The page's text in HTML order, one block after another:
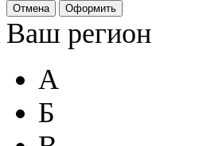
Отмена Оформить
Ваш регион
А
Б